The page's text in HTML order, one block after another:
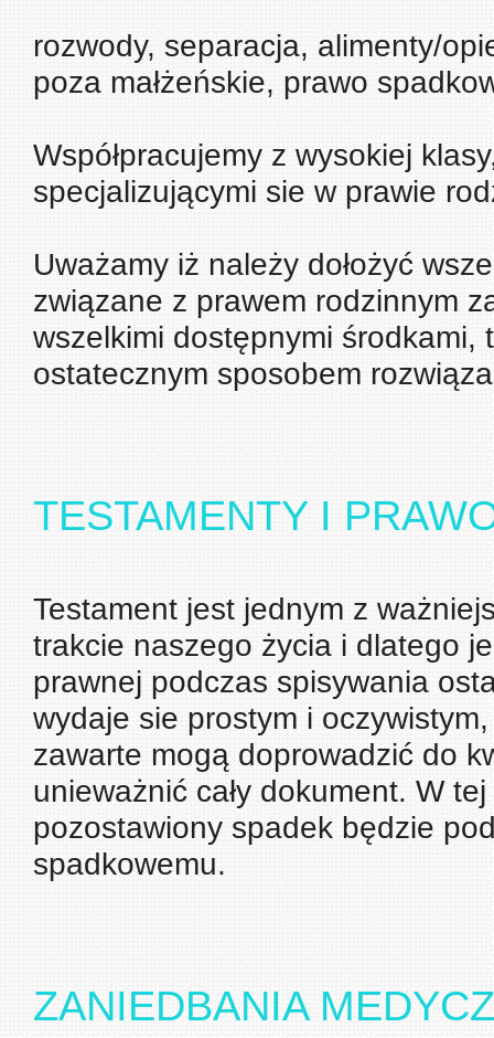
rozwody, separacja, alimenty/
poza małżeńskie, prawo
Współpracujemy z wysokiej
specjalizującymi sie w prawie
Uważamy iż należy dołożyć
związane z prawem rodzinnym
wszelkimi dostępnymi środkami,
ostatecznym sposobem
TESTAMENTY I
Testament jest jednym z
trakcie naszego życia i dlatego
prawnej podczas spisywania
wydaje sie prostym i
zawarte mogą doprowadzić do
unieważnić cały dokument. W
pozostawiony spadek będzie
spadkowemu.
ZANIEDBANIA